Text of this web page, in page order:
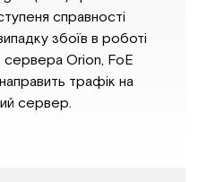
справності
збоїв в роботі
Orion, FoE
трафік на
сервер.